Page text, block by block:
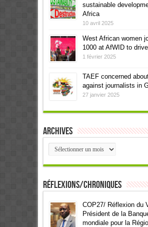
sustainable
Africa
10 avril 2025
West African women
1000 at AfWID to
1 février 2025
TAEF concerned
against journalists in
27 janvier 2025
Archives
Archives
Réflexions/Chroniques
COP27/ Réflexion du
Président de la
mondiale pour la